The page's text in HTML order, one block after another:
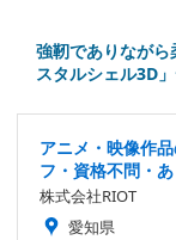
強靭でありなが
スタルシェル3D
アニメ・映像作
フ・資格不問・
株式会社RIOT
愛知県